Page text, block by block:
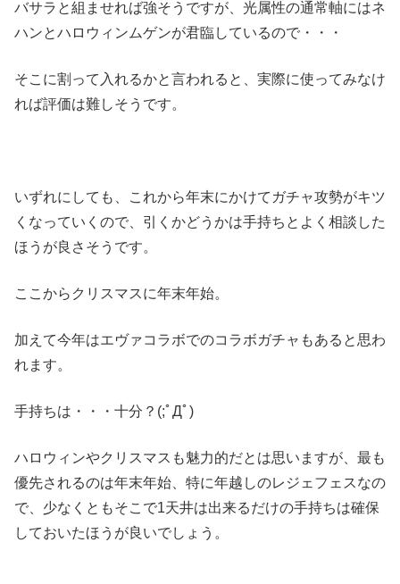
バサラと組ませれば強そうですが、光属性の通常軸にはネ
ハンとハロウィンムゲンが君臨しているので・・・
そこに割って入れるかと言われると、実際に使ってみなけ
れば評価は難しそうです。
いずれにしても、これから年末にかけてガチャ攻勢がキツ
くなっていくので、引くかどうかは手持ちとよく相談した
ほうが良さそうです。
ここからクリスマスに年末年始。
加えて今年はエヴァコラボでのコラボガチャもあると思わ
れます。
手持ちは・・・十分？(;ﾟДﾟ)
ハロウィンやクリスマスも魅力的だとは思いますが、最も
優先されるのは年末年始、特に年越しのレジェフェスなの
で、少なくともそこで1天井は出来るだけの手持ちは確保
しておいたほうが良いでしょう。